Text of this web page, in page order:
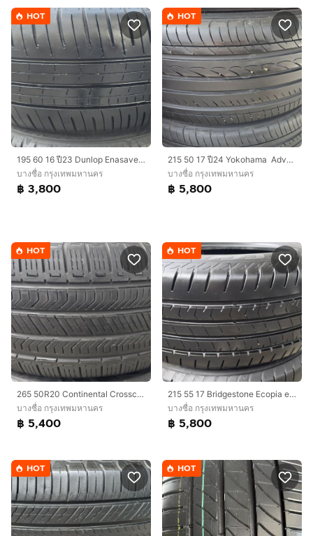
HOT
195​ 60 16 ปี23 Dunlop Enasave ec350 plus ดอกเต็มๆ​ นุ่มเงียบสุดๆพร้อมใช้อีกนาน ชุด​4เส้น​ 3,800​ บาท
บางซื่อ กรุงเทพมหานคร
฿ 3,800
HOT
215​ 50​ 17 ปี24 Yokohama Advab dB นุ่มเงียบสุดๆ ดอกหนาเต็มๆ​ ไม่ปะ​ พร้อมใช้อีกนาน​ ติดรถลงพื้น​ปลายปี​​ ชุด​4เส้น​ 5,800​ บาท
บางซื่อ กรุงเทพมหานคร
฿ 5,800
HOT
265​ 50R20​ Continental Crosscontact RX ปี24 สวยดอกเต็ม​ นุ่มเงียบสุดๆ​ พร้อมใช้ยาวๆ​ ชุด​4เส้น 5,400​ บาท
บางซื่อ กรุงเทพมหานคร
฿ 5,400
HOT
215​ 55 17 Bridgestone Ecopia​ ep300​ ลงพื้นปี25 สวยดอกเต็มๆ​ ร่องยางหนา นุ่มเงียบสุดๆ พร้อมใช้อีกนาน​ ผลิตกลางปี​24 ชุด​4เส้น​ 5,800​ บาท
บางซื่อ กรุงเทพมหานคร
฿ 5,800
HOT HOT